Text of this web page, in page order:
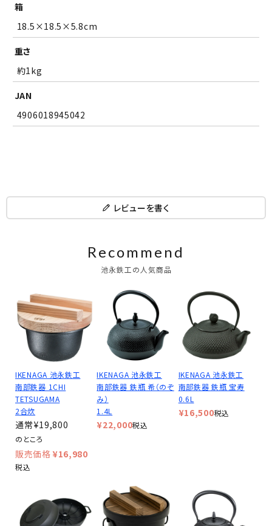
箱
18.5×18.5×5.8cm
重さ
約1kg
JAN
4906018945042
レビューを書く
Recommend
池永鉄工の人気商品
IKENAGA 池永鉄工
南部鉄器 1CHI
TETSUGAMA
2合炊
¥19,800
のところ
¥16,980
税込
IKENAGA 池永鉄工
南部鉄器 鉄瓶 希（のぞ
み）
1.4L
¥22,000税込
IKENAGA 池永鉄工
南部鉄器 鉄瓶 宝寿
0.6L
¥16,500税込